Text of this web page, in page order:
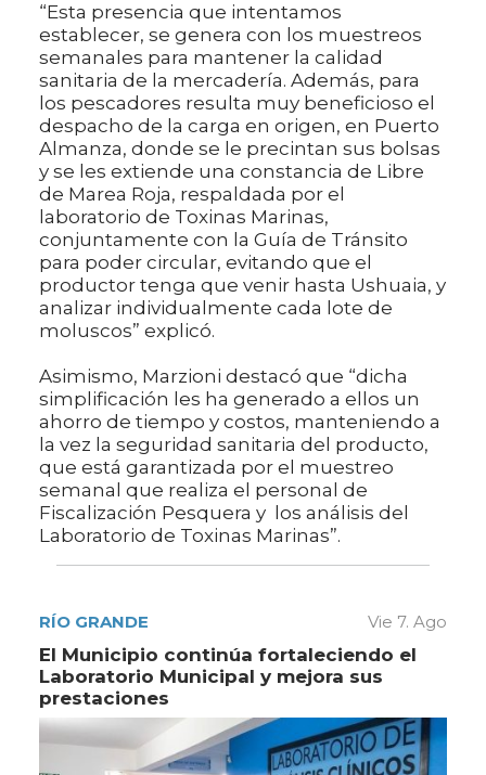
“Esta presencia que intentamos
establecer, se genera con los muestreos
semanales para mantener la calidad
sanitaria de la mercadería. Además, para
los pescadores resulta muy beneficioso el
despacho de la carga en origen, en Puerto
Almanza, donde se le precintan sus bolsas
y se les extiende una constancia de Libre
de Marea Roja, respaldada por el
laboratorio de Toxinas Marinas,
conjuntamente con la Guía de Tránsito
para poder circular, evitando que el
productor tenga que venir hasta Ushuaia, y
analizar individualmente cada lote de
moluscos” explicó.
Asimismo, Marzioni destacó que “dicha
simplificación les ha generado a ellos un
ahorro de tiempo y costos, manteniendo a
la vez la seguridad sanitaria del producto,
que está garantizada por el muestreo
semanal que realiza el personal de
Fiscalización Pesquera y los análisis del
Laboratorio de Toxinas Marinas”.
RÍO GRANDE Vie 7. Ago
El Municipio continúa fortaleciendo el
Laboratorio Municipal y mejora sus
prestaciones